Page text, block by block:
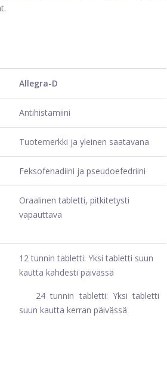
Allegra-D
Antihistamiini
Tuotemerkki ja yleinen saatavana
Feksofenadiini ja pseudoefedriini
Oraalinen tabletti, pitkitetysti
vapauttava
12 tunnin tabletti: Yksi tabletti suun
kautta kahdesti päivässä
24 tunnin tabletti: Yksi tabletti
suun kautta kerran päivässä